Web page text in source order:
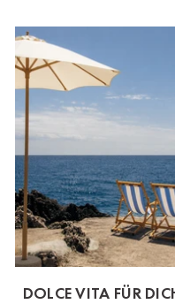
DOLCE VITA FÜR